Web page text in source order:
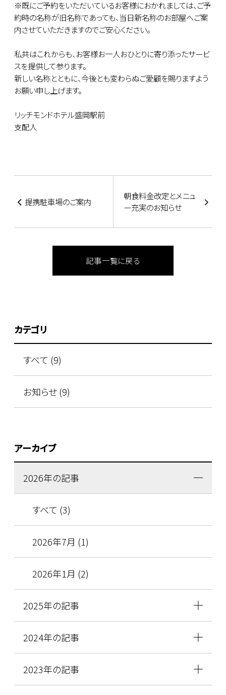
※既にご予約をいただいているお客様におかれましては、ご予
約時の名称が旧名称であっても、当日新名称のお部屋へご案
内させていただきますのでご安心ください。
私共はこれからも、お客様お一人おひとりに寄り添ったサービ
スを提供して参ります。
新しい名称とともに、今後とも変わらぬご愛顧を賜りますよう
お願い申し上げます。
リッチモンドホテル盛岡駅前
支配人
提携駐車場のご案内
朝食料金改定とメニュ
ー充実のお知らせ
記事一覧に戻る
カテゴリ
すべて (9)
お知らせ (9)
アーカイブ
2026年の記事
すべて (3)
2026年7月 (1)
2026年1月 (2)
2025年の記事
2024年の記事
2023年の記事